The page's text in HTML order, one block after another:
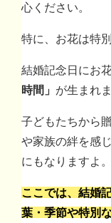
心ください。
特に、お花は特
結婚記念日にお
時間」 が生まれま
子どもたちから
や家族の絆を感
にもなりますよ。
ここでは、結婚
葉・季節や特別